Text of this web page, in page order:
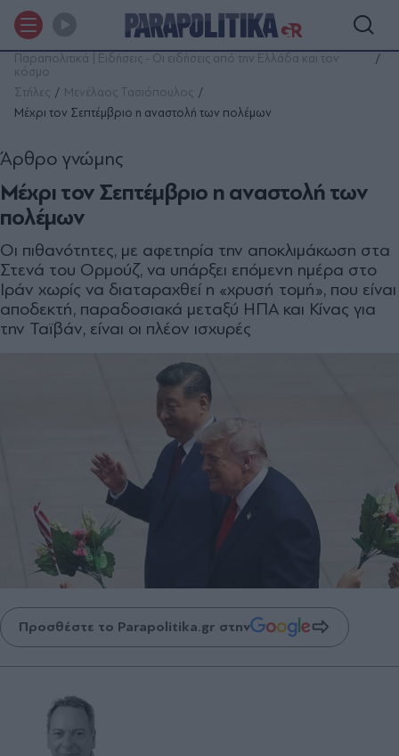
Παραπολιτικά | Ειδήσεις - Οι ειδήσεις από την Ελλάδα και τον
κόσμο
Στήλες
Μενέλαος Τασιόπουλος
Μέχρι τον Σεπτέµβριο η αναστολή των πολέµων
Μέχρι τον Σεπτέµβριο η αναστολή των
πολέµων
Άρθρο γνώμης
Οι πιθανότητες, µε αφετηρία την αποκλιµάκωση στα
Στενά του Ορµούζ, να υπάρξει επόµενη ηµέρα στο
Ιράν χωρίς να διαταραχθεί η «χρυσή τοµή», που είναι
αποδεκτή, παραδοσιακά µεταξύ ΗΠΑ και Κίνας για
την Ταϊβάν, είναι οι πλέον ισχυρές
Προσθέστε το Parapolitika.gr στην